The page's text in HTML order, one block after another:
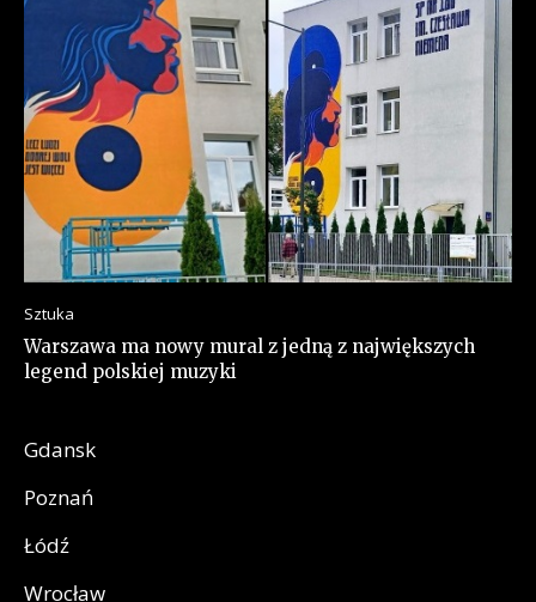
Sztuka
Warszawa ma nowy mural z jedną z największych
legend polskiej muzyki
Gdansk
Poznań
Łódź
Wrocław